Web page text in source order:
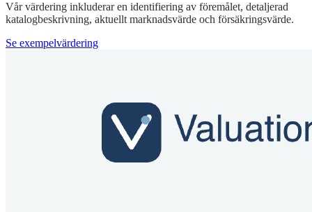
Vår värdering inkluderar en identifiering av föremålet, detaljerad
katalogbeskrivning, aktuellt marknadsvärde och försäkringsvärde.
Se exempelvärdering